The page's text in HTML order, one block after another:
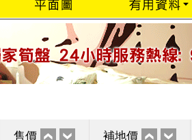
售價 補地價